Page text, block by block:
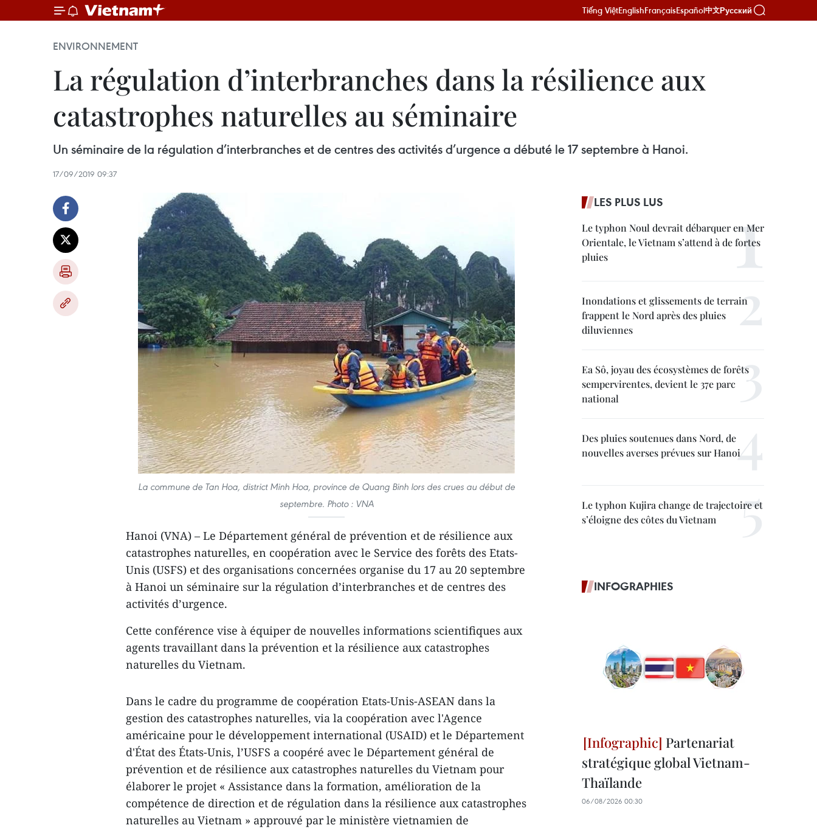
Tiếng ViệtEnglishFrançaisEspañol中文Русский
ENVIRONNEMENT
La régulation d’interbranches dans la résilience aux
catastrophes naturelles au séminaire
Un séminaire de la régulation d’interbranches et de centres des activités d’urgence a débuté le 17 septembre à Hanoi.
17/09/2019 09:37
La commune de Tan Hoa, district Minh Hoa, province de Quang Binh lors des crues au début de
septembre. Photo : VNA
Hanoi (VNA) – Le Département général de prévention et de résilience aux
catastrophes naturelles, en coopération avec le Service des forêts des Etats-
Unis (USFS) et des organisations concernées organise du 17 au 20 septembre
à Hanoi un séminaire sur la régulation d’interbranches et de centres des
activités d’urgence.
Cette conférence vise à équiper de nouvelles informations scientifiques aux
agents travaillant dans la prévention et la résilience aux catastrophes
naturelles du Vietnam.
Dans le cadre du programme de coopération Etats-Unis-ASEAN dans la
gestion des catastrophes naturelles, via la coopération avec l'Agence
américaine pour le développement international (USAID) et le Département
d'État des États-Unis, l’USFS a coopéré avec le Département général de
prévention et de résilience aux catastrophes naturelles du Vietnam pour
élaborer le projet « Assistance dans la formation, amélioration de la
compétence de direction et de régulation dans la résilience aux catastrophes
naturelles au Vietnam » approuvé par le ministère vietnamien de
LES PLUS LUS
Le typhon Noul devrait débarquer en Mer
Orientale, le Vietnam s’attend à de fortes
pluies
Inondations et glissements de terrain
frappent le Nord après des pluies
diluviennes
Ea Sô, joyau des écosystèmes de forêts
sempervirentes, devient le 37e parc
national
Des pluies soutenues dans Nord, de
nouvelles averses prévues sur Hanoi
Le typhon Kujira change de trajectoire et
s’éloigne des côtes du Vietnam
INFOGRAPHIES
Partenariat
stratégique global Vietnam-
Thaïlande
06/08/2026 00:30